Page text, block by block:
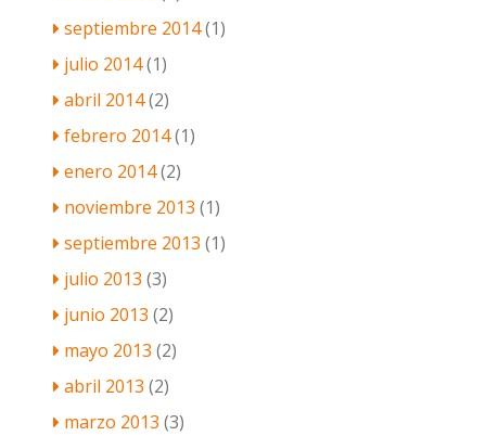
septiembre 2014(1)
julio 2014(1)
abril 2014(2)
febrero 2014(1)
enero 2014(2)
noviembre 2013 (1)
septiembre 2013 (1)
julio 2013 (3)
junio 2013 (2)
mayo 2013 (2)
abril 2013 (2)
marzo 2013 (3)